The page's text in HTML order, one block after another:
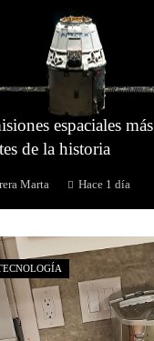
espaciales más
de la historia
Marta Hace 1 día